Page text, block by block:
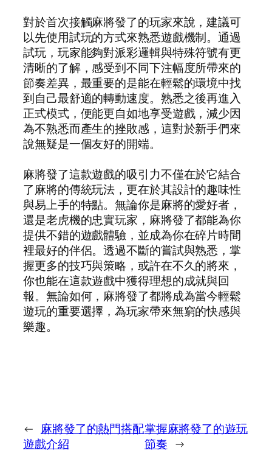
對於首次接觸麻將發了的玩家來說，建議可
以先使用試玩的方式來熟悉遊戲機制。通過
試玩，玩家能夠對派彩邏輯與特殊符號有更
清晰的了解，感受到不同下注幅度所帶來的
節奏差異，最重要的是能在輕鬆的環境中找
到自己最舒適的轉動速度。熟悉之後再進入
正式模式，便能更自如地享受遊戲，減少因
為不熟悉而產生的挫敗感，這對於新手們來
說無疑是一個友好的開端。
麻將發了這款遊戲的吸引力不僅在於它結合
了麻將的傳統玩法，更在於其設計的趣味性
與易上手的特點。無論你是麻將的愛好者，
還是老虎機的忠實玩家，麻將發了都能為你
提供不錯的遊戲體驗，並成為你在碎片時間
裡最好的伴侶。透過不斷的嘗試與熟悉，掌
握更多的技巧與策略，或許在不久的將來，
你也能在這款遊戲中獲得理想的成就與回
報。無論如何，麻將發了都將成為當今輕鬆
遊玩的重要選擇，為玩家帶來無窮的快感與
樂趣。
← 麻將發了的熱門搭配
遊戲介紹
掌握麻將發了的遊玩
節奏 →